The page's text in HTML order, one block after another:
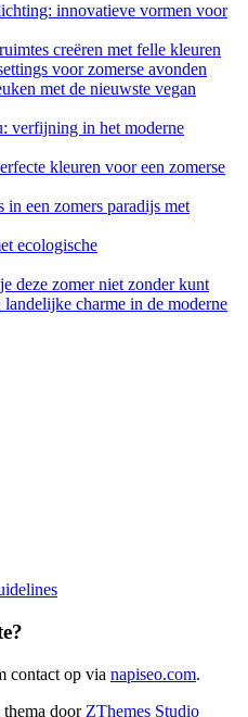
innovatieve vormen voor
creëren met felle kleuren
voor zomerse avonden
met de nieuwste vegan
verfijning in het moderne
kleuren voor een zomerse
een zomers paradijs met
ecologische
deze zomer niet zonder kunt
charme in de moderne
contact op via napiseo.com.
door ZThemes Studio